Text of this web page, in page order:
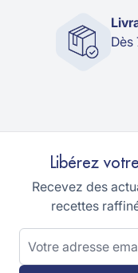
Libérez
Recevez des
recettes
Adresse email